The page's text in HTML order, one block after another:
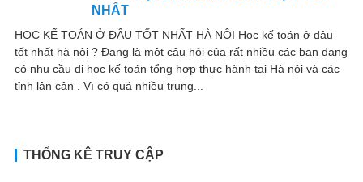
NHẤT
HỌC KẾ TOÁN Ở ĐÂU TỐT NHẤT HÀ NỘI Học kế toán ở đâu
tốt nhất hà nội ? Đang là một câu hỏi của rất nhiều các bạn đang
có nhu cầu đi học kế toán tổng hợp thực hành tại Hà nội và các
tỉnh lân cận . Vì có quá nhiều trung...
THỐNG KÊ TRUY CẬP